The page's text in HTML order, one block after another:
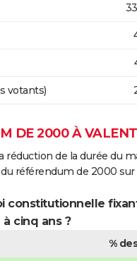
votants)
DE 2000 À
réduction de la durée du
référendum de 2000
constitutionnelle
cinq ans ?
%